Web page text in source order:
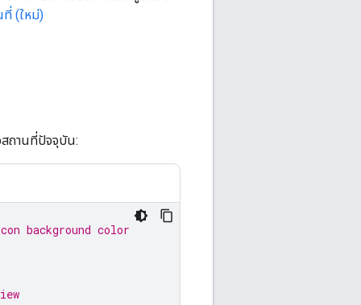
ที่ (ใหม่)
สถานที่ปัจจุบัน:
background color